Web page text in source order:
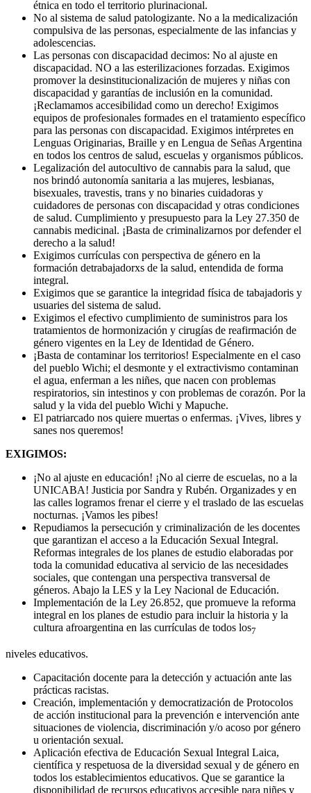
étnica en todo el territorio plurinacional.
No al sistema de salud patologizante. No a la medicalización
compulsiva de las personas, especialmente de las infancias y
adolescencias.
Las personas con discapacidad decimos: No al ajuste en
discapacidad. NO a las esterilizaciones forzadas. Exigimos
promover la desinstitucionalización de mujeres y niñas con
discapacidad y garantías de inclusión en la comunidad.
¡Reclamamos accesibilidad como un derecho! Exigimos
equipos de profesionales formades en el tratamiento específico
para las personas con discapacidad. Exigimos intérpretes en
Lenguas Originarias, Braille y en Lengua de Señas Argentina
en todos los centros de salud, escuelas y organismos públicos.
Legalización del autocultivo de cannabis para la salud, que
nos brindó autonomía sanitaria a las mujeres, lesbianas,
bisexuales, travestis, trans y no binaries cuidadoras y
cuidadores de personas con discapacidad y otras condiciones
de salud. Cumplimiento y presupuesto para la Ley 27.350 de
cannabis medicinal. ¡Basta de criminalizarnos por defender el
derecho a la salud!
Exigimos currículas con perspectiva de género en la
formación detrabajadorxs de la salud, entendida de forma
integral.
Exigimos que se garantice la integridad física de tabajadoris y
usuaries del sistema de salud.
Exigimos el efectivo cumplimiento de suministros para los
tratamientos de hormonización y cirugías de reafirmación de
género vigentes en la Ley de Identidad de Género.
¡Basta de contaminar los territorios! Especialmente en el caso
del pueblo Wichi; el desmonte y el extractivismo contaminan
el agua, enferman a les niñes, que nacen con problemas
respiratorios, sin intestinos y con problemas de corazón. Por la
salud y la vida del pueblo Wichi y Mapuche.
El patriarcado nos quiere muertas o enfermas. ¡Vives, libres y
sanes nos queremos!
EXIGIMOS:
¡No al ajuste en educación! ¡No al cierre de escuelas, no a la
UNICABA! Justicia por Sandra y Rubén. Organizades y en
las calles logramos frenar el cierre y el traslado de las escuelas
nocturnas. ¡Vamos les pibes!
Repudiamos la persecución y criminalización de les docentes
que garantizan el acceso a la Educación Sexual Integral.
Reformas integrales de los planes de estudio elaboradas por
toda la comunidad educativa al servicio de las necesidades
sociales, que contengan una perspectiva transversal de
géneros. Abajo la LES y la Ley Nacional de Educación.
Implementación de la Ley 26.852, que promueve la reforma
integral en los planes de estudio para incluir la historia y la
cultura afroargentina en las currículas de todos los7
niveles educativos.
Capacitación docente para la detección y actuación ante las
prácticas racistas.
Creación, implementación y democratización de Protocolos
de acción institucional para la prevención e intervención ante
situaciones de violencia, discriminación y/o acoso por género
u orientación sexual.
Aplicación efectiva de Educación Sexual Integral Laica,
científica y respetuosa de la diversidad sexual y de género en
todos los establecimientos educativos. Que se garantice la
disponibilidad de recursos educativos accesible para niñes y